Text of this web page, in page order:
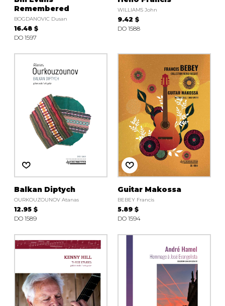
Remembered
BOGDANOVIC Dusan
16.48 $
DO 1597
WILLIAMS John
9.42 $
DO 1588
Balkan Diptych
OURKOUZOUNOV Atanas
12.95 $
DO 1589
Guitar Makossa
BEBEY Francis
5.89 $
DO 1594